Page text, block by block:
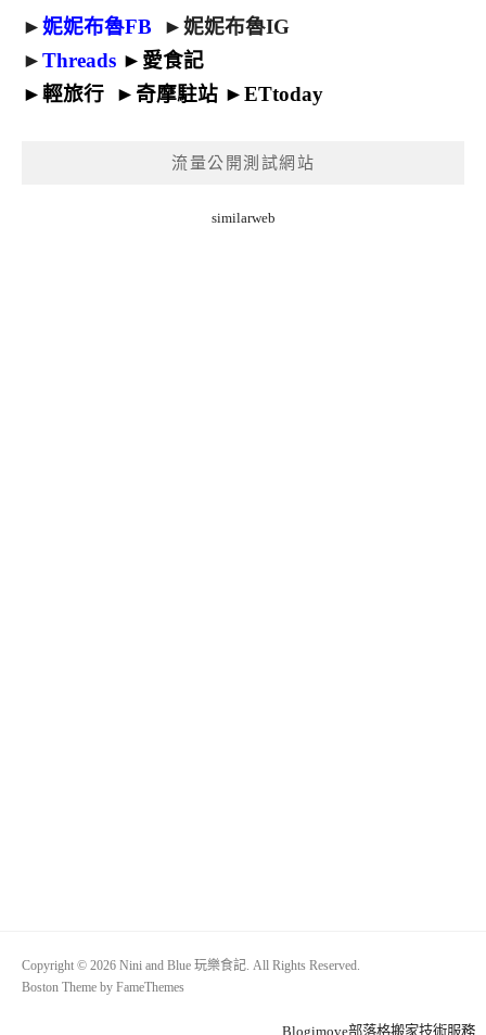
►妮妮布魯FB ►妮妮布魯IG
►Threads ► 愛食記
►輕旅行 ► 奇摩駐站 ►ETtoday
流量公開測試網站
similarweb
Copyright © 2026 Nini and Blue 玩樂食記. All Rights Reserved.
Boston Theme by FameThemes
Blogimove部落格搬家技術服務